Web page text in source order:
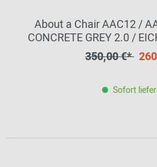
About a Chair AAC12 /
CONCRETE GREY 2.0 /
WASSERBASIS
350,00 €*
Sofort